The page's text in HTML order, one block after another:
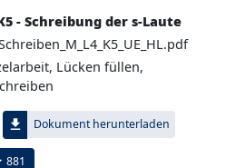
- Schreibung der s-Laute
Lücken füllen,
file_download Dokument herunterladen
881